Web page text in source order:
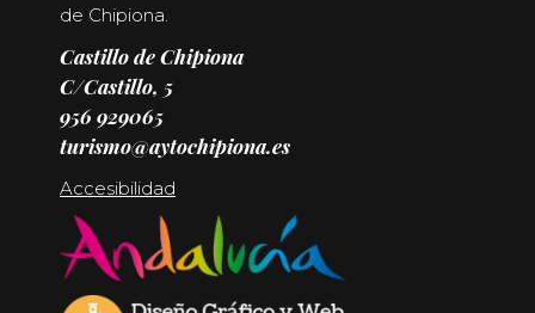
de Chipiona.
Castillo de Chipiona
C/Castillo, 5
956 929065
turismo@aytochipiona.es
Accesibilidad